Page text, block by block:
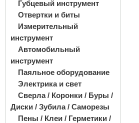
Губцевый инструмент
Отвертки и биты
Измерительный
инструмент
Автомобильный
инструмент
Паяльное оборудование
Электрика и свет
Сверла / Коронки / Буры /
Диски / Зубила / Саморезы
Пены / Клеи / Герметики /